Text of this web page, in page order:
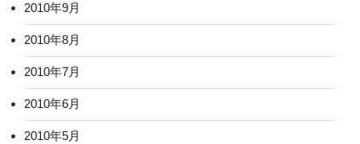
2010年9月
2010年8月
2010年7月
2010年6月
2010年5月